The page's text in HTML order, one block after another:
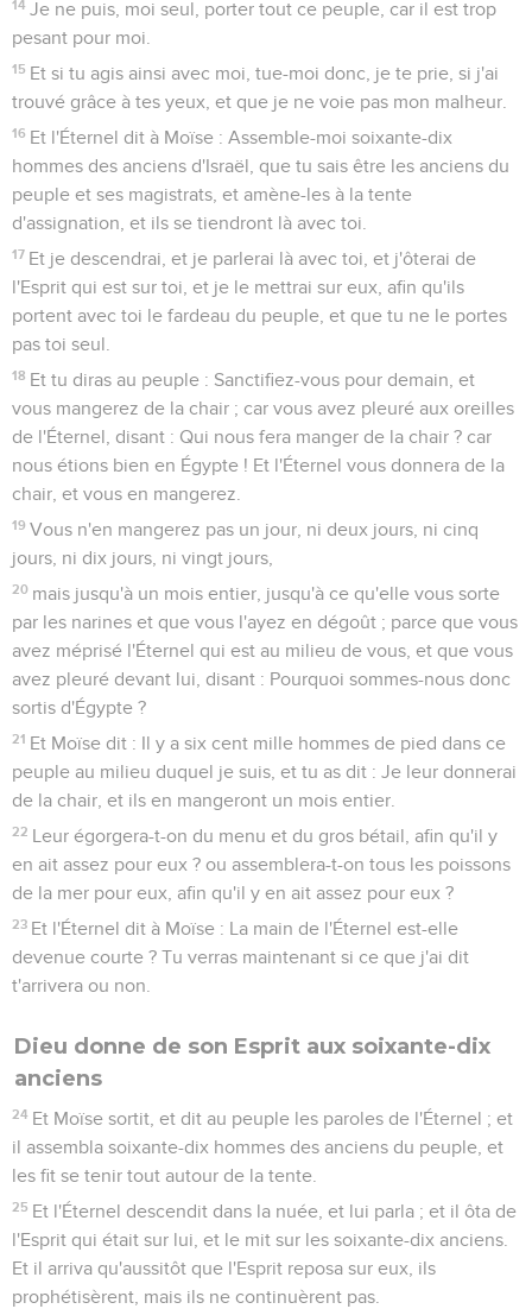
14 Je ne puis, moi seul, porter tout ce peuple, car il est trop
pesant pour moi.
15 Et si tu agis ainsi avec moi, tue-moi donc, je te prie, si j'ai
trouvé grâce à tes yeux, et que je ne voie pas mon malheur.
16 Et l'Éternel dit à Moïse : Assemble-moi soixante-dix
hommes des anciens d'Israël, que tu sais être les anciens du
peuple et ses magistrats, et amène-les à la tente
d'assignation, et ils se tiendront là avec toi.
17 Et je descendrai, et je parlerai là avec toi, et j'ôterai de
l'Esprit qui est sur toi, et je le mettrai sur eux, afin qu'ils
portent avec toi le fardeau du peuple, et que tu ne le portes
pas toi seul.
18 Et tu diras au peuple : Sanctifiez-vous pour demain, et
vous mangerez de la chair ; car vous avez pleuré aux oreilles
de l'Éternel, disant : Qui nous fera manger de la chair ? car
nous étions bien en Égypte ! Et l'Éternel vous donnera de la
chair, et vous en mangerez.
19 Vous n'en mangerez pas un jour, ni deux jours, ni cinq
jours, ni dix jours, ni vingt jours,
20 mais jusqu'à un mois entier, jusqu'à ce qu'elle vous sorte
par les narines et que vous l'ayez en dégoût ; parce que vous
avez méprisé l'Éternel qui est au milieu de vous, et que vous
avez pleuré devant lui, disant : Pourquoi sommes-nous donc
sortis d'Égypte ?
21 Et Moïse dit : Il y a six cent mille hommes de pied dans ce
peuple au milieu duquel je suis, et tu as dit : Je leur donnerai
de la chair, et ils en mangeront un mois entier.
22 Leur égorgera-t-on du menu et du gros bétail, afin qu'il y
en ait assez pour eux ? ou assemblera-t-on tous les poissons
de la mer pour eux, afin qu'il y en ait assez pour eux ?
23 Et l'Éternel dit à Moïse : La main de l'Éternel est-elle
devenue courte ? Tu verras maintenant si ce que j'ai dit
t'arrivera ou non.
Dieu donne de son Esprit aux soixante-dix
anciens
24 Et Moïse sortit, et dit au peuple les paroles de l'Éternel ; et
il assembla soixante-dix hommes des anciens du peuple, et
les fit se tenir tout autour de la tente.
25 Et l'Éternel descendit dans la nuée, et lui parla ; et il ôta de
l'Esprit qui était sur lui, et le mit sur les soixante-dix anciens.
Et il arriva qu'aussitôt que l'Esprit reposa sur eux, ils
prophétisèrent, mais ils ne continuèrent pas.